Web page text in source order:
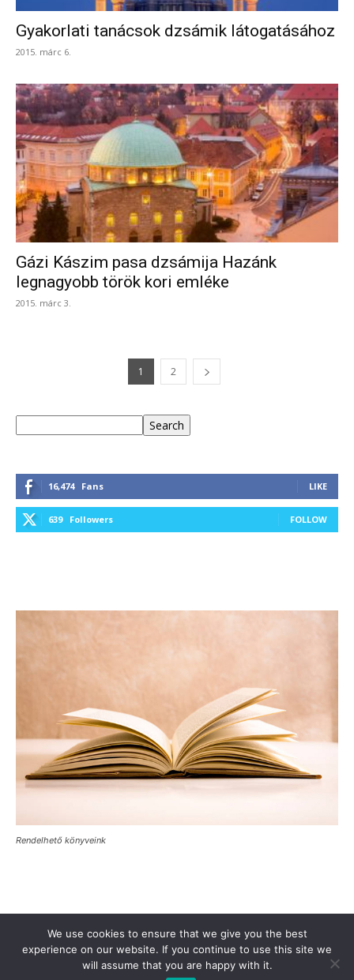
Gyakorlati tanácsok dzsámik látogatásához
2015. márc 6.
Gázi Kászim pasa dzsámija Hazánk
legnagyobb török kori emléke
2015. márc 3.
1 2
Search
16,474 Fans LIKE
639 Followers FOLLOW
Rendelhető könyveink
Támogasd a Türkinfót! Kiadványaink
Médiaajánlat
Impresszum
Adatkezelési Tájékoztató ÁSZF
Alapítvány
Rólunk
Kapcsolat
We use cookies to ensure that we give you the best
experience on our website. If you continue to use this site we
will assume that you are happy with it.